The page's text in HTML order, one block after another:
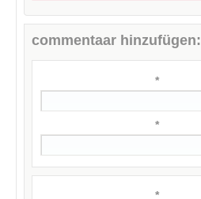
commentaar hinzufügen:
*
*
*